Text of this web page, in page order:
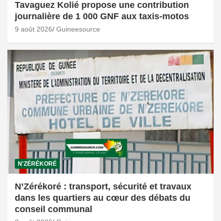
Tavaguez Kolié propose une contribution
journalière de 1 000 GNF aux taxis-motos
9 août 2026 Guineesource
N'ZÉRÉKORÉ
N’Zérékoré : transport, sécurité et travaux
dans les quartiers au cœur des débats du
conseil communal